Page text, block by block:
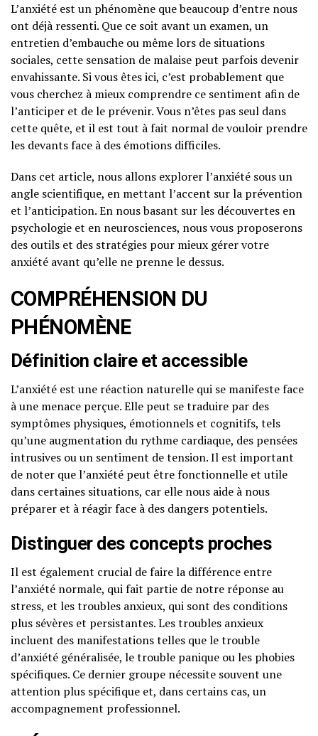
L’anxiété est un phénomène que beaucoup d’entre nous
ont déjà ressenti. Que ce soit avant un examen, un
entretien d’embauche ou même lors de situations
sociales, cette sensation de malaise peut parfois devenir
envahissante. Si vous êtes ici, c’est probablement que
vous cherchez à mieux comprendre ce sentiment afin de
l’anticiper et de le prévenir. Vous n’êtes pas seul dans
cette quête, et il est tout à fait normal de vouloir prendre
les devants face à des émotions difficiles.
Dans cet article, nous allons explorer l’anxiété sous un
angle scientifique, en mettant l’accent sur la prévention
et l’anticipation. En nous basant sur les découvertes en
psychologie et en neurosciences, nous vous proposerons
des outils et des stratégies pour mieux gérer votre
anxiété avant qu’elle ne prenne le dessus.
COMPRÉHENSION DU
PHÉNOMÈNE
Définition claire et accessible
L’anxiété est une réaction naturelle qui se manifeste face
à une menace perçue. Elle peut se traduire par des
symptômes physiques, émotionnels et cognitifs, tels
qu’une augmentation du rythme cardiaque, des pensées
intrusives ou un sentiment de tension. Il est important
de noter que l’anxiété peut être fonctionnelle et utile
dans certaines situations, car elle nous aide à nous
préparer et à réagir face à des dangers potentiels.
Distinguer des concepts proches
Il est également crucial de faire la différence entre
l’anxiété normale, qui fait partie de notre réponse au
stress, et les troubles anxieux, qui sont des conditions
plus sévères et persistantes. Les troubles anxieux
incluent des manifestations telles que le trouble
d’anxiété généralisée, le trouble panique ou les phobies
spécifiques. Ce dernier groupe nécessite souvent une
attention plus spécifique et, dans certains cas, un
accompagnement professionnel.